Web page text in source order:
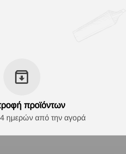
προϊόντων
ημερών από την αγορά